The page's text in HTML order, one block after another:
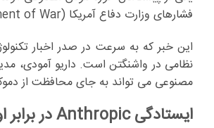
فشارهای وزارت دفاع آمریکا (Department of War) ایستادگی خواهد کرد.
این خبر که به سرعت در صدر اخبار
نظامی در واشنگتن است. داریو آمودی،
مصنوعی می تواند به جای محافظت از
ایستادگی Anthropic در برابر اولتیماتوم پنتاگون